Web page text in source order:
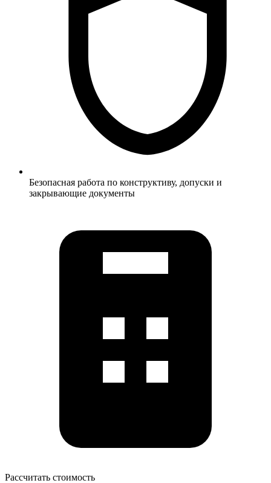
Безопасная работа по конструктиву, допуски и
закрывающие документы
Рассчитать стоимость